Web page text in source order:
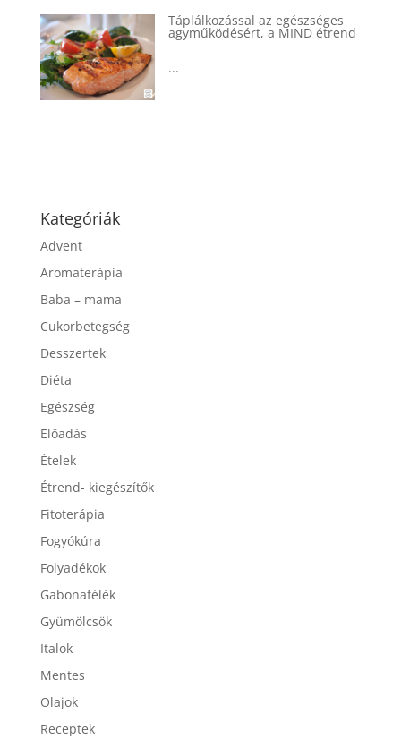
Táplálkozással az egészséges
agyműködésért, a MIND étrend
...
Kategóriák
Advent
Aromaterápia
Baba – mama
Cukorbetegség
Desszertek
Diéta
Egészség
Előadás
Ételek
Étrend- kiegészítők
Fitoterápia
Fogyókúra
Folyadékok
Gabonafélék
Gyümölcsök
Italok
Mentes
Olajok
Receptek